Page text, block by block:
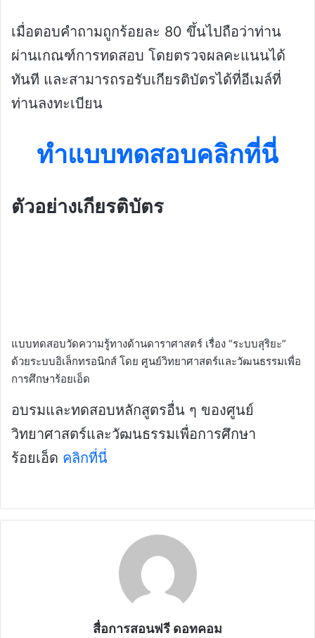
เมื่อตอบคำถามถูกร้อยละ 80 ขึ้นไปถือว่าท่าน
ผ่านเกณฑ์การทดสอบ โดยตรวจผลคะแนนได้
ทันที และสามารถรอรับเกียรติบัตรได้ที่อีเมล์ที่
ท่านลงทะเบียน
ทำแบบทดสอบคลิกที่นี่
ตัวอย่างเกียรติบัตร
แบบทดสอบวัดความรู้ทางด้านดาราศาสตร์ เรื่อง “ระบบสุริยะ”
ด้วยระบบอิเล็กทรอนิกส์ โดย ศูนย์วิทยาศาสตร์และวัฒนธรรมเพื่อ
อบรมและทดสอบหลักสูตรอื่น ๆ ของศูนย์
วิทยาศาสตร์และวัฒนธรรมเพื่อการศึกษา